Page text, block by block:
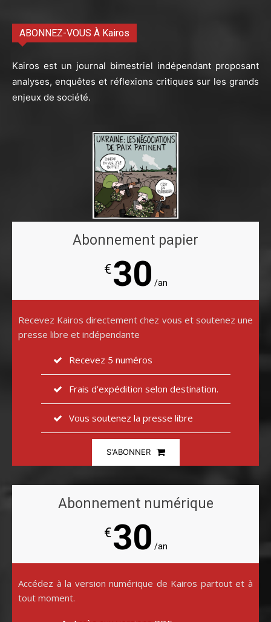
ABONNEZ-VOUS À Kairos
Kairos est un journal bimestriel indépendant proposant
analyses, enquêtes et réflexions critiques sur les grands
enjeux de société.
Abonnement papier
€30 /an
Recevez Kairos directement chez vous et soutenez une
presse libre et indépendante
Recevez 5 numéros
Frais d’expédition selon destination.
Vous soutenez la presse libre
S'ABONNER
Abonnement numérique
€30 /an
Accédez à la version numérique de Kairos partout et à
tout moment.